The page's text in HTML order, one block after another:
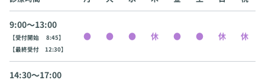
9:00〜13:00
【受付開始 8:45】
【最終受付 12:30】
14:30〜17:00